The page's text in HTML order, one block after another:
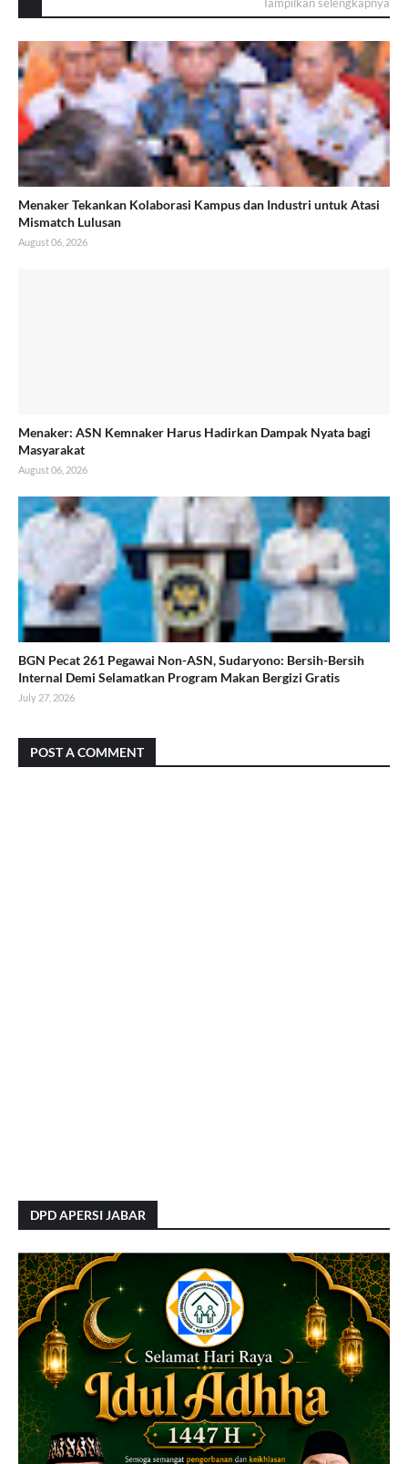
Menaker Tekankan Kolaborasi Kampus dan Industri untuk Atasi
Mismatch Lulusan
August 06, 2026
Menaker: ASN Kemnaker Harus Hadirkan Dampak Nyata bagi
Masyarakat
August 06, 2026
BGN Pecat 261 Pegawai Non-ASN, Sudaryono: Bersih-Bersih
Internal Demi Selamatkan Program Makan Bergizi Gratis
July 27, 2026
POST A COMMENT
DPD APERSI JABAR